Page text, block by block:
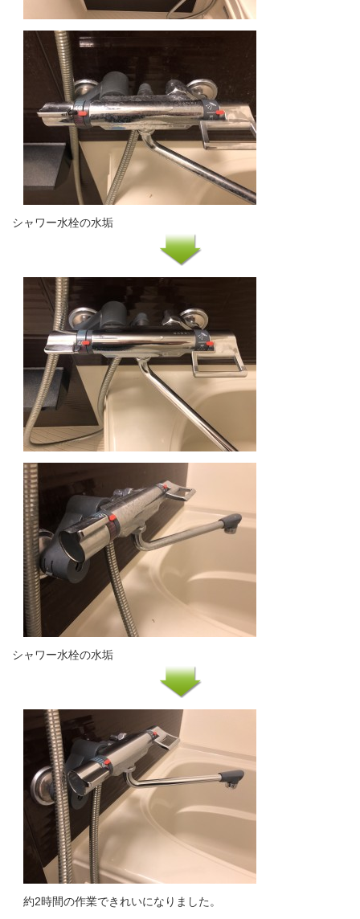
シャワー水栓の水垢
シャワー水栓の水垢
約2時間の作業できれいになりました。